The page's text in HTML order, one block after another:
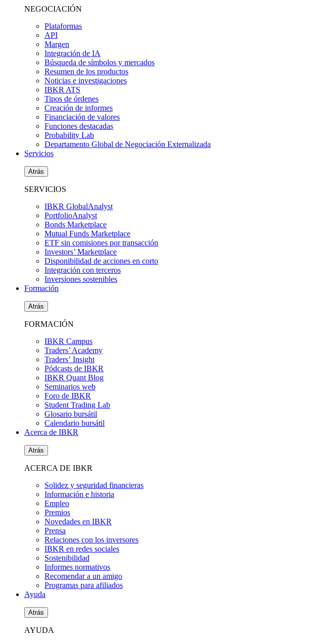
NEGOCIACIÓN
Plataformas
API
Margen
Integración de IA
Búsqueda de símbolos y mercados
Resumen de los productos
Noticias e investigaciones
IBKR ATS
Tipos de órdenes
Creación de informes
Financiación de valores
Funciones destacadas
Probability Lab
Departamento Global de Negociación Externalizada
Servicios
Atrás
SERVICIOS
IBKR GlobalAnalyst
PortfolioAnalyst
Bonds Marketplace
Mutual Funds Marketplace
ETF sin comisiones por transacción
Investors’ Marketplace
Disponibilidad de acciones en corto
Integración con terceros
Inversiones sostenibles
Formación
Atrás
FORMACIÓN
IBKR Campus
Traders’ Academy
Traders’ Insight
Pódcasts de IBKR
IBKR Quant Blog
Seminarios web
Foro de IBKR
Student Trading Lab
Glosario bursátil
Calendario bursátil
Acerca de IBKR
Atrás
ACERCA DE IBKR
Solidez y seguridad financieras
Información e historia
Empleo
Premios
Novedades en IBKR
Prensa
Relaciones con los inversores
IBKR en redes sociales
Sostenibilidad
Informes normativos
Recomendar a un amigo
Programas para afiliados
Ayuda
Atrás
AYUDA